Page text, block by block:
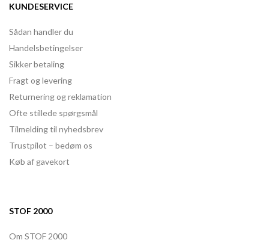
KUNDESERVICE
Sådan handler du
Handelsbetingelser
Sikker betaling
Fragt og levering
Returnering og reklamation
Ofte stillede spørgsmål
Tilmelding til nyhedsbrev
Trustpilot – bedøm os
Køb af gavekort
STOF 2000
Om STOF 2000